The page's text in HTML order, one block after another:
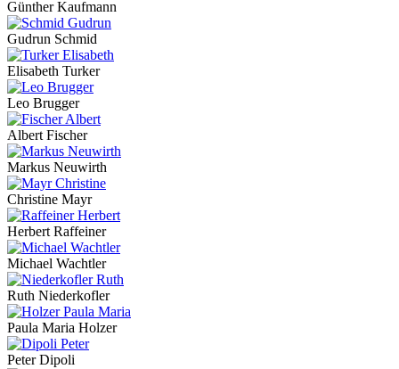
Günther Kaufmann
Gudrun Schmid
Elisabeth Turker
Leo Brugger
Albert Fischer
Markus Neuwirth
Christine Mayr
Herbert Raffeiner
Michael Wachtler
Ruth Niederkofler
Paula Maria Holzer
Peter Dipoli